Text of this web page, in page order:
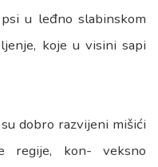
u leđno slabinskom
koje u visini sapi
dobro razvijeni mišići
regije, kon- veksno